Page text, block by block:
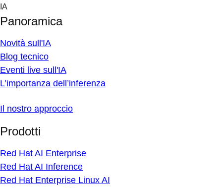
Skip
content
IA
Panoramica
Novità sull'IA
Blog tecnico
Eventi live sull'IA
L’importanza dell’inferenza
Il nostro approccio
Prodotti
Red Hat AI Enterprise
Red Hat AI Inference
Red Hat Enterprise Linux AI